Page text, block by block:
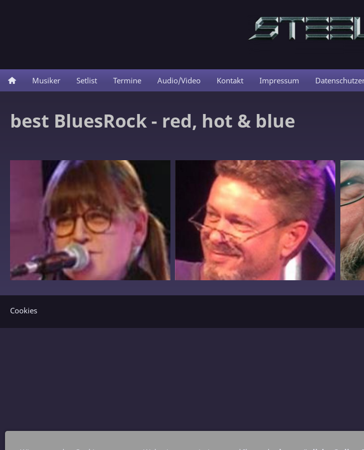
Musiker Setlist Termine Audio/Video Kontakt Impressum
best BluesRock - red, hot & blue
Cookies